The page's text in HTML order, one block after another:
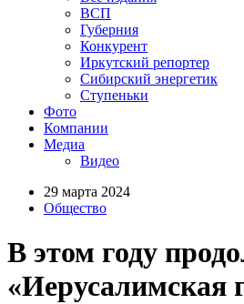
ВСП
Губерния
Конкурент
Иркутский репортер
Сибирский энергетик
Ступеньки
Фото
Компании
Медиа
Видео
29 марта 2024
Общество
В этом году
«Иерусалимская